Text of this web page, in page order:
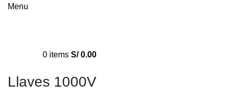
Menu
0 items S/0.00
Llaves 1000V